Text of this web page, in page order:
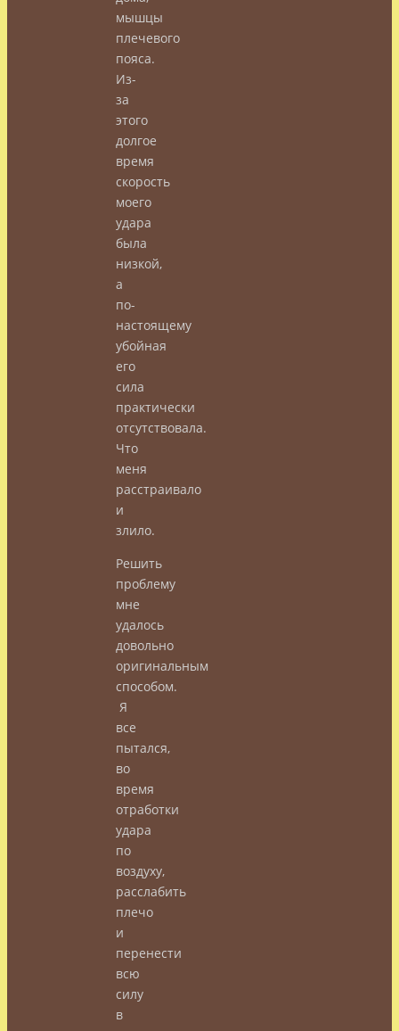
мышцы
плечевого
пояса.
Из-
за
этого
долгое
время
скорость
моего
удара
была
низкой,
а
по-
настоящему
убойная
его
сила
практически
отсутствовала.
Что
меня
расстраивало
и
злило.
Решить
проблему
мне
удалось
довольно
оригинальным
способом.
Я
все
пытался,
во
время
отработки
удара
по
воздуху,
расслабить
плечо
и
перенести
всю
силу
в